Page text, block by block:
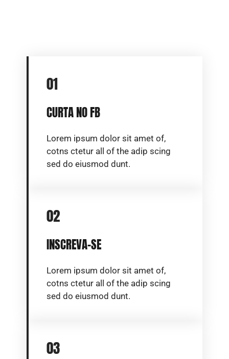
01
CURTA NO FB
Lorem ipsum dolor sit amet of,
cotns ctetur all of the adip scing
sed do eiusmod dunt.
02
INSCREVA-SE
Lorem ipsum dolor sit amet of,
cotns ctetur all of the adip scing
sed do eiusmod dunt.
03